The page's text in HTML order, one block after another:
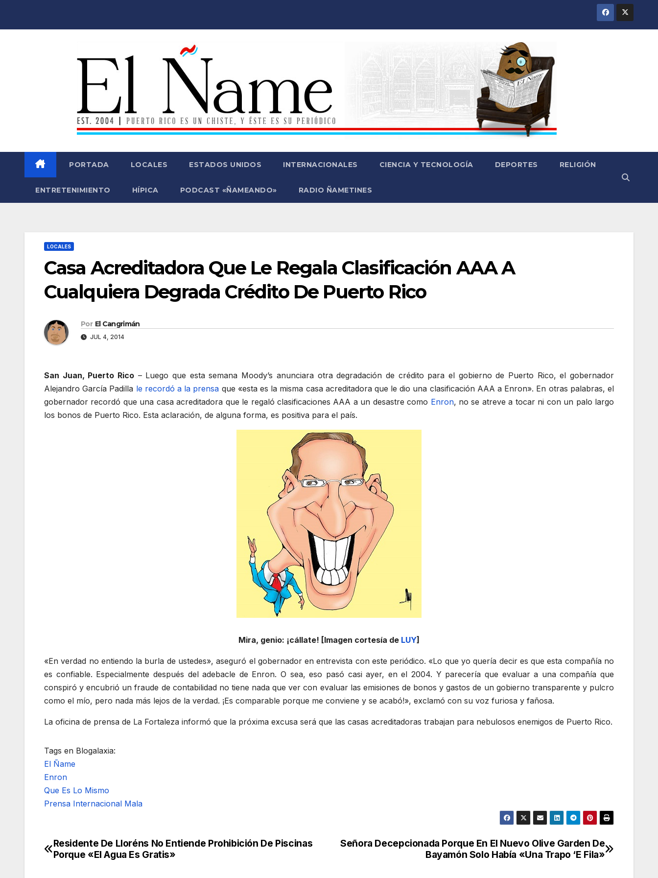
PORTADA LOCALES ESTADOS UNIDOS INTERNACIONALES CIENCIA Y TECNOLOGÍA DEPORTES RELIGIÓN
ENTRETENIMIENTO HÍPICA PODCAST «ÑAMEANDO» RADIO ÑAMETINES
LOCALES
Casa Acreditadora Que Le Regala Clasificación AAA A
Cualquiera Degrada Crédito De Puerto Rico
Por El Cangrimán
JUL 4, 2014
San Juan, Puerto Rico – Luego que esta semana Moody’s anunciara otra degradación de crédito para el gobierno de Puerto Rico, el gobernador
Alejandro García Padilla le recordó a la prensa que «esta es la misma casa acreditadora que le dio una clasificación AAA a Enron». En otras palabras, el
gobernador recordó que una casa acreditadora que le regaló clasificaciones AAA a un desastre como Enron, no se atreve a tocar ni con un palo largo
los bonos de Puerto Rico. Esta aclaración, de alguna forma, es positiva para el país.
Mira, genio: ¡cállate! [Imagen cortesía de LUY]
«En verdad no entiendo la burla de ustedes», aseguró el gobernador en entrevista con este periódico. «Lo que yo quería decir es que esta compañía no
es confiable. Especialmente después del adebacle de Enron. O sea, eso pasó casi ayer, en el 2004. Y parecería que evaluar a una compañía que
conspiró y encubrió un fraude de contabilidad no tiene nada que ver con evaluar las emisiones de bonos y gastos de un gobierno transparente y pulcro
como el mío, pero nada más lejos de la verdad. ¡Es comparable porque me conviene y se acabó!», exclamó con su voz furiosa y fañosa.
La oficina de prensa de La Fortaleza informó que la próxima excusa será que las casas acreditadoras trabajan para nebulosos enemigos de Puerto Rico.
Tags en Blogalaxia:
El Ñame
Enron
Que Es Lo Mismo
Prensa Internacional Mala
Navegación
Señora Decepcionada Porque En El Nuevo Olive Garden De
Bayamón Solo Había «Una Trapo ‘E Fila»
Residente De Lloréns No Entiende Prohibición De Piscinas
Porque «El Agua Es Gratis»